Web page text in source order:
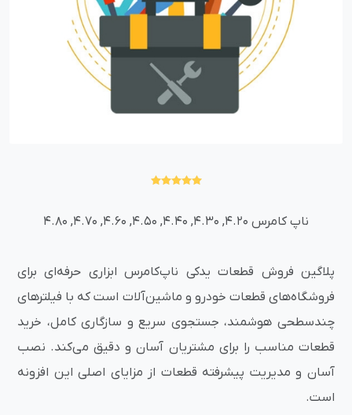
ناپ کامرس 4.20, 4.30, 4.40, 4.50, 4.60, 4.70, 4.80
پلاگین فروش قطعات یدکی ناپ‌کامرس ابزاری حرفه‌ای برای
فروشگاه‌های قطعات خودرو و ماشین‌آلات است که با فیلترهای
چندسطحی هوشمند، جستجوی سریع و سازگاری کامل، خرید
قطعات مناسب را برای مشتریان آسان و دقیق می‌کند. نصب
آسان و مدیریت پیشرفته قطعات از مزایای اصلی این افزونه
است.